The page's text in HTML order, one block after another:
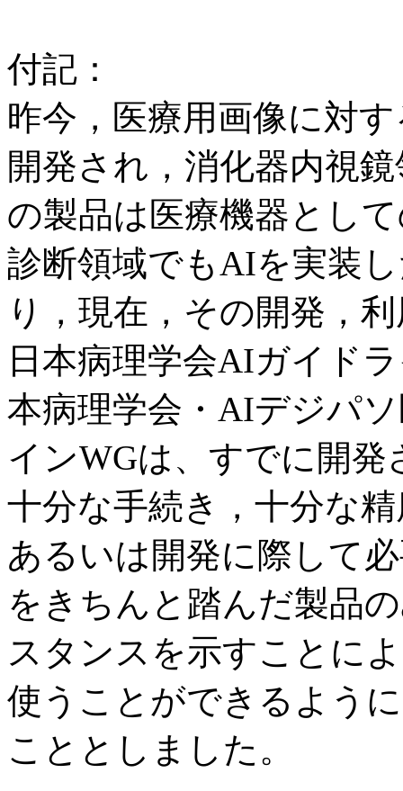
付記：
昨今，医療用画像に対
開発され，消化器内視
の製品は医療機器とし
診断領域でもAIを実装
り，現在，その開発，
日本病理学会AIガイド
本病理学会・AIデジパ
インWGは、すでに開
十分な手続き，十分な
あるいは開発に際して
をきちんと踏んだ製品
スタンスを示すことに
使うことができるよう
こととしました。